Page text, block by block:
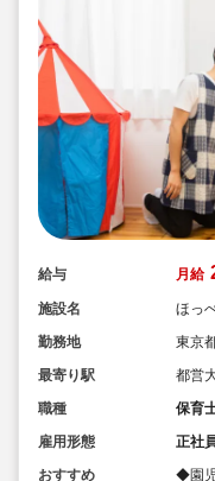
給与 月給
施設名
ほっ
勤務地
最寄り駅
都営
職種
保育
雇用形態
正社
おすすめ
◆園